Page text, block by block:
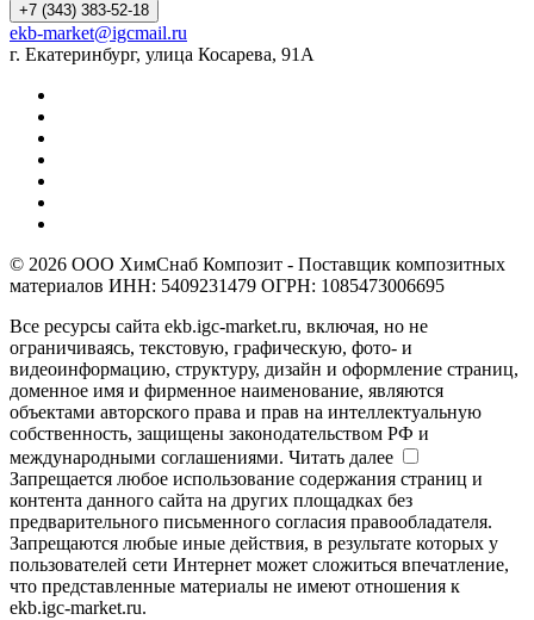
+7 (343) 383-52-18
ekb-market@igcmail.ru
г. Екатеринбург, улица Косарева, 91А
© 2026 ООО ХимСнаб Композит - Поставщик композитных
материалов ИНН: 5409231479 ОГРН: 1085473006695
Все ресурсы сайта ekb.igc-market.ru, включая, но не
ограничиваясь, текстовую, графическую, фото- и
видеоинформацию, структуру, дизайн и оформление страниц,
доменное имя и фирменное наименование, являются
объектами авторского права и прав на интеллектуальную
собственность, защищены законодательством РФ и
международными соглашениями. Читать далее
Запрещается любое использование содержания страниц и
контента данного сайта на других площадках без
предварительного письменного согласия правообладателя.
Запрещаются любые иные действия, в результате которых у
пользователей сети Интернет может сложиться впечатление,
что представленные материалы не имеют отношения к
ekb.igc-market.ru.